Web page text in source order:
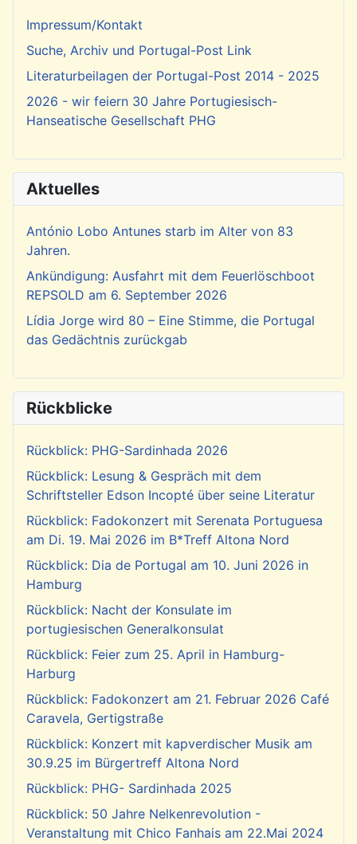
Impressum/Kontakt
Suche, Archiv und Portugal-Post Link
Literaturbeilagen der Portugal-Post 2014 - 2025
2026 - wir feiern 30 Jahre Portugiesisch-
Hanseatische Gesellschaft PHG
Aktuelles
António Lobo Antunes starb im Alter von 83
Jahren.
Ankündigung: Ausfahrt mit dem Feuerlöschboot
REPSOLD am 6. September 2026
Lídia Jorge wird 80 – Eine Stimme, die Portugal
das Gedächtnis zurückgab
Rückblicke
Rückblick: PHG-Sardinhada 2026
Rückblick: Lesung & Gespräch mit dem
Schriftsteller Edson Incopté über seine Literatur
Rückblick: Fadokonzert mit Serenata Portuguesa
am Di. 19. Mai 2026 im B*Treff Altona Nord
Rückblick: Dia de Portugal am 10. Juni 2026 in
Hamburg
Rückblick: Nacht der Konsulate im
portugiesischen Generalkonsulat
Rückblick: Feier zum 25. April in Hamburg-
Harburg
Rückblick: Fadokonzert am 21. Februar 2026 Café
Caravela, Gertigstraße
Rückblick: Konzert mit kapverdischer Musik am
30.9.25 im Bürgertreff Altona Nord
Rückblick: PHG- Sardinhada 2025
Rückblick: 50 Jahre Nelkenrevolution -
Veranstaltung mit Chico Fanhais am 22.Mai 2024